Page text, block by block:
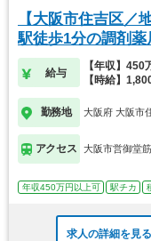
【大阪市住吉区
駅徒歩1分の調剤薬
給与
【年収】450
【時給】
勤務地 大阪府 大阪市
アクセス 大阪市営御堂
年収450万円以上可 駅チカ
求人の詳細を見る